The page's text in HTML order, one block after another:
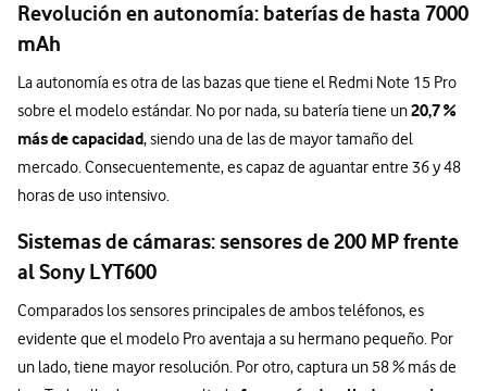
Revolución en autonomía: baterías de hasta 7000
mAh
La autonomía es otra de las bazas que tiene el Redmi Note 15 Pro
sobre el modelo estándar. No por nada, su batería tiene un20,7 %
más de capacidad, siendo una de las de mayor tamaño del
mercado. Consecuentemente, es capaz de aguantar entre 36 y 48
horas de uso intensivo.
Sistemas de cámaras: sensores de 200 MP frente
al Sony LYT600
Comparados los sensores principales de ambos teléfonos, es
evidente que el modelo Pro aventaja a su hermano pequeño. Por
un lado, tiene mayor resolución. Por otro, captura un 58 % más de